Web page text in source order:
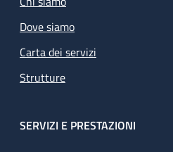
Dove siamo
Carta dei servizi
Strutture
SERVIZI E PRESTAZIONI